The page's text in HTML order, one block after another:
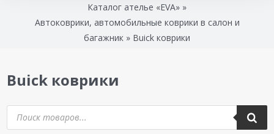
Каталог ателье «EVA» »
Автоковрики, автомобильные коврики в салон и
багажник » Buick коврики
Buick коврики